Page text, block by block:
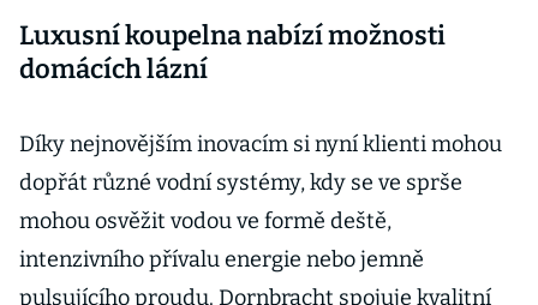
Luxusní koupelna nabízí možnosti
domácích lázní
Díky nejnovějším inovacím si nyní klienti mohou
dopřát různé vodní systémy, kdy se ve sprše
mohou osvěžit vodou ve formě deště,
intenzivního přívalu energie nebo jemně
pulsujícího proudu. Dornbracht spojuje kvalitní